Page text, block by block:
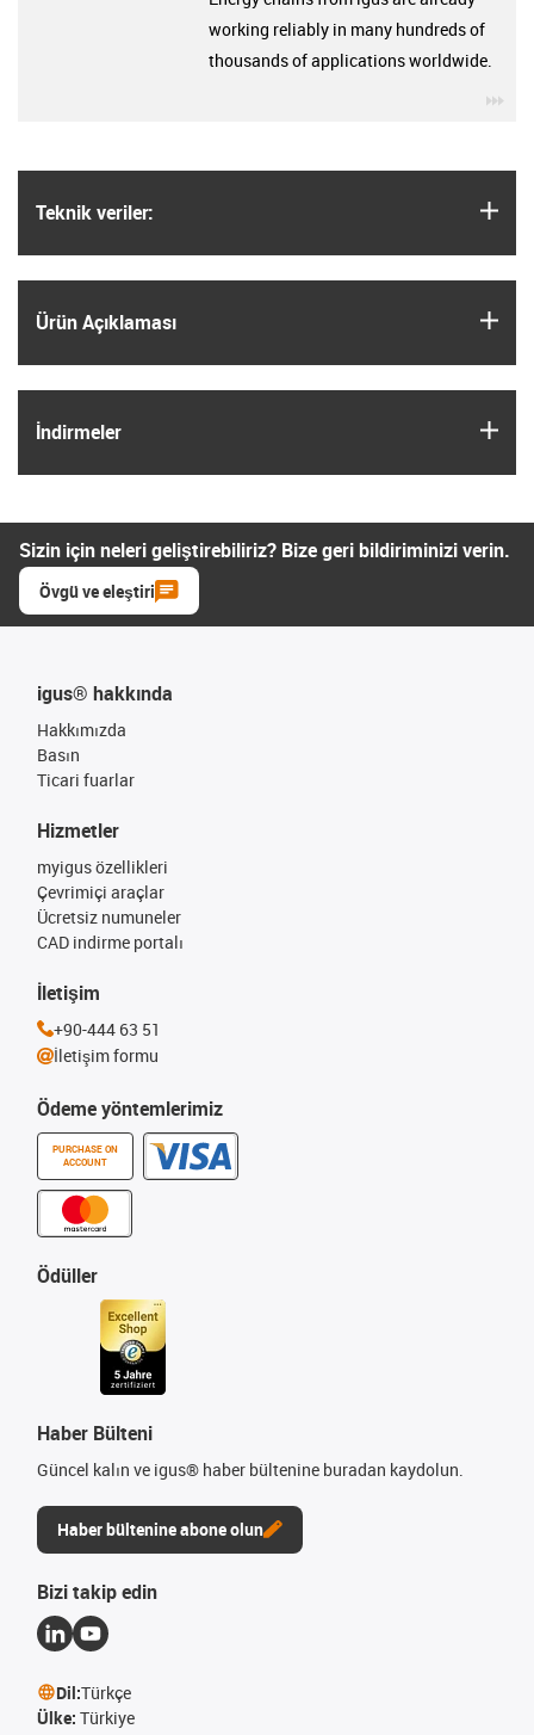
Teknik veriler:
Ürün Açıklaması
İndirmeler
working reliably in many hundreds of
thousands of applications worldwide.
Sizin için neleri geliştirebiliriz? Bize geri bildiriminizi verin.
Övgü ve eleştiri
igus® hakkında
Hakkımızda
Basın
Ticari fuarlar
Ödeme yöntemlerimiz
PURCHASE ON
ACCOUNT
Hizmetler
myigus özellikleri
Çevrimiçi araçlar
Ücretsiz numuneler
CAD indirme portalı
Ödüller
Haber Bülteni
Güncel kalın ve igus® haber bültenine buradan kaydolun.
Haber bültenine abone olun
İletişim
+90-444 63 51
İletişim formu
Bizi takip edin
Dil:Türkçe
Ülke: Türkiye